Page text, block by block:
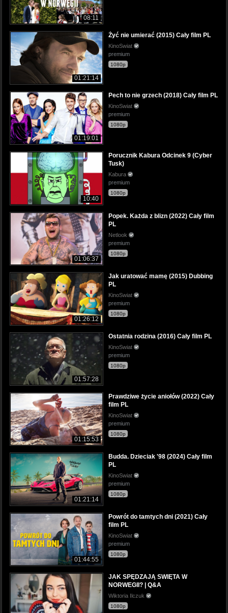
08:11
01:21:14
Żyć nie umierać (2015) Cały film PL
KinoSwiat
premium
1080p
01:19:01
Pech to nie grzech (2018) Cały film PL
KinoSwiat
premium
1080p
10:40
Porucznik Kabura Odcinek 9 (Cyber
Tusk)
Kabura
premium
1080p
01:06:37
Popek. Każda z blizn (2022) Cały film
PL
Netlook
premium
1080p
01:26:12
Jak uratować mamę (2015) Dubbing
PL
KinoSwiat
premium
1080p
01:57:28
Ostatnia rodzina (2016) Cały film PL
KinoSwiat
premium
1080p
01:15:53
Prawdziwe życie aniołów (2022) Cały
film PL
KinoSwiat
premium
1080p
01:21:14
Budda. Dzieciak '98 (2024) Cały film
PL
KinoSwiat
premium
1080p
01:44:55
Powrót do tamtych dni (2021) Cały
film PL
KinoSwiat
premium
1080p
JAK SPĘDZAJĄ SWIĘTA W
NORWEGII? | Q&A
Wiktoria Ilczuk
1080p